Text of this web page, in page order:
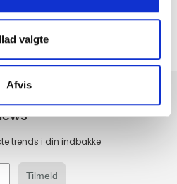
valgte
Afvis
trends i din indbakke
Tilmeld